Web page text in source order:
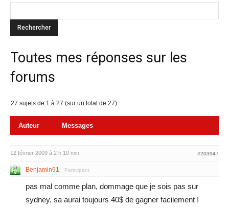
Toutes mes réponses sur les
forums
27 sujets de 1 à 27 (sur un total de 27)
Auteur Messages
12 février 2009 à 2 h 10 min #203947
Benjamin91 Participant
pas mal comme plan, dommage que je sois pas sur
sydney, sa aurai toujours 40$ de gagner facilement !